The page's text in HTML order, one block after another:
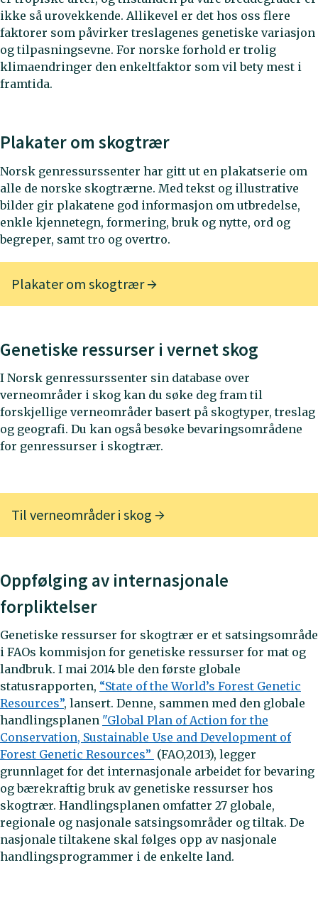
ikke så urovekkende. Allikevel er det hos oss flere
faktorer som påvirker treslagenes genetiske variasjon
og tilpasningsevne. For norske forhold er trolig
klimaendringer den enkeltfaktor som vil bety mest i
framtida.
Plakater om skogtrær
Norsk genressurssenter har gitt ut en plakatserie om
alle de norske skogtrærne. Med tekst og illustrative
bilder gir plakatene god informasjon om utbredelse,
enkle kjennetegn, formering, bruk og nytte, ord og
begreper, samt tro og overtro.
Plakater om skogtrær
Genetiske ressurser i vernet skog
I Norsk genressurssenter sin database over
verneområder i skog kan du søke deg fram til
forskjellige verneområder basert på skogtyper, treslag
og geografi. Du kan også besøke bevaringsområdene
for genressurser i skogtrær.
Til verneområder i skog
Oppfølging av internasjonale
forpliktelser
Genetiske ressurser for skogtrær er et satsingsområde
i FAOs kommisjon for genetiske ressurser for mat og
landbruk. I mai 2014 ble den første globale
statusrapporten, “State of the World’s Forest Genetic
Resources”, lansert. Denne, sammen med den globale
handlingsplanen "Global Plan of Action for the
Conservation, Sustainable Use and Development of
Forest Genetic Resources” (FAO,2013), legger
grunnlaget for det internasjonale arbeidet for bevaring
og bærekraftig bruk av genetiske ressurser hos
skogtrær. Handlingsplanen omfatter 27 globale,
regionale og nasjonale satsingsområder og tiltak. De
nasjonale tiltakene skal følges opp av nasjonale
handlingsprogrammer i de enkelte land.